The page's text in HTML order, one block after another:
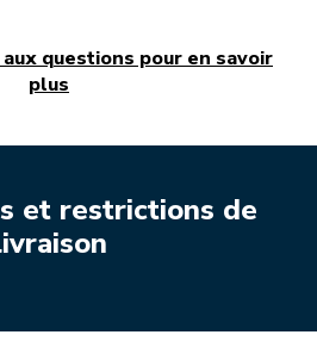
questions pour en savoir
plus
et restrictions de